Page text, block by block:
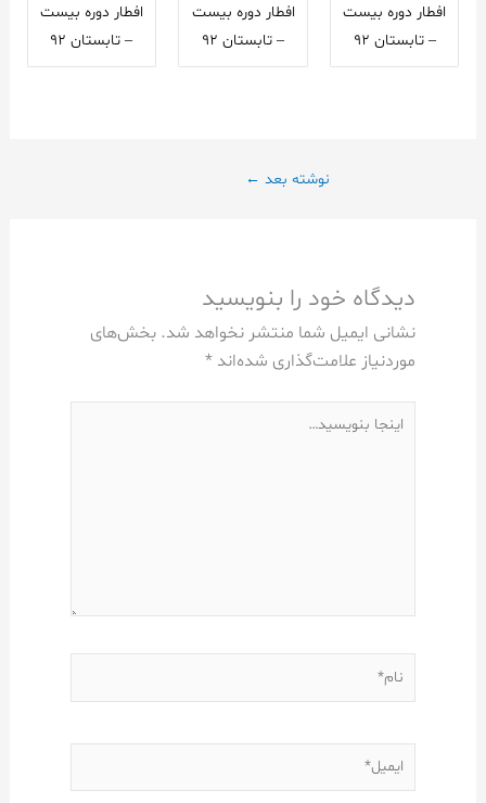
افطار دوره بیست
– تابستان 92
افطار دوره بیست
– تابستان 92
افطار دوره بیست
– تابستان 92
نوشته بعد ←
دیدگاه‌ خود را بنویسید
نشانی ایمیل شما منتشر نخواهد شد. بخش‌های
موردنیاز علامت‌گذاری شده‌اند *
اینجا
نام*
ایمیل*